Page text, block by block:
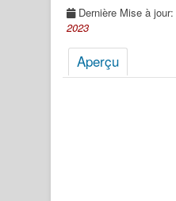
Dernière Mise à jour:
2023
Aperçu